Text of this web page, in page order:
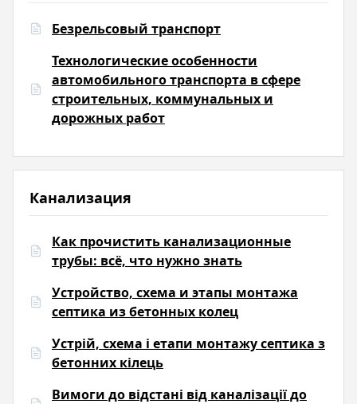
Безрельсовый транспорт
Технологические особенности
автомобильного транспорта в сфере
строительных, коммунальных и
дорожных работ
Канализация
Как прочистить канализационные
трубы: всё, что нужно знать
Устройство, схема и этапы монтажа
септика из бетонных колец
Устрій, схема і етапи монтажу септика з
бетонних кілець
Вимоги до відстані від каналізації до